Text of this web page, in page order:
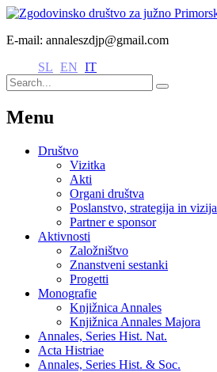
E-mail: annaleszdjp@gmail.com
SL EN IT
Menu
Društvo
Vizitka
Akti
Organi društva
Poslanstvo, strategija in vizija
Partner e sponsor
Aktivnosti
Založništvo
Znanstveni sestanki
Progetti
Monografie
Knjižnica Annales
Knjižnica Annales Majora
Annales, Series Hist. Nat.
Acta Histriae
Annales, Series Hist. & Soc.